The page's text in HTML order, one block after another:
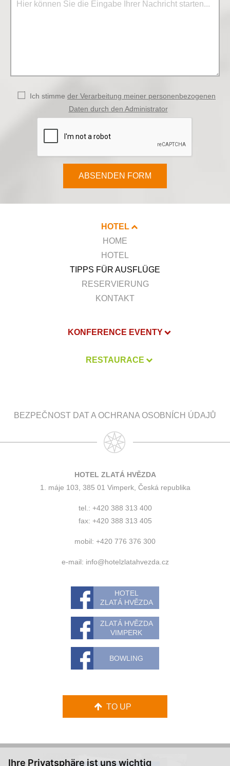
Ihre Privatsphäre ist uns wichtig
Ich stimme der Verarbeitung meiner personenbezogenen
Daten durch den Administrator
ABSENDEN FORM
HOTEL
HOME
HOTEL
TIPPS FÜR AUSFLÜGE
RESERVIERUNG
KONTAKT
KONFERENCE EVENTY
RESTAURACE
BEZPEČNOST DAT A OCHRANA OSOBNÍCH ÚDAJŮ
HOTEL ZLATÁ HVĚZDA
1. máje 103, 385 01 Vimperk, Česká republika
tel.: +420 388 313 400
fax: +420 388 313 405
mobil: +420 776 376 300
e-mail: info@hotelzlatahvezda.cz
HOTEL
ZLATÁ HVĚZDA
ZLATÁ HVĚZDA
VIMPERK
BOWLING
TO UP